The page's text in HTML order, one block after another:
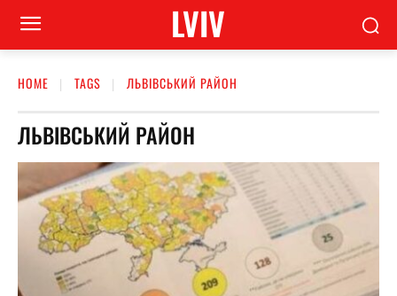
LVIV
HOME TAGS ЛЬВІВСЬКИЙ РАЙОН
ЛЬВІВСЬКИЙ РАЙОН